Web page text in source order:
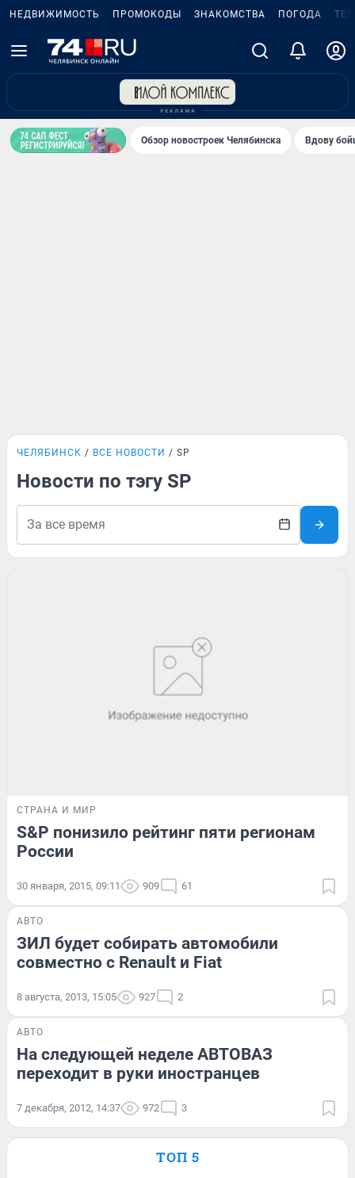
НЕДВИЖИМОСТЬ ПРОМОКОДЫ ЗНАКОМСТВА ПОГОДА
Обзор новостроек Челябинска Вдову
ЧЕЛЯБИНСК ВСЕ НОВОСТИ SP
Новости по тэгу SP
СТРАНА И МИР
S&P понизило рейтинг пяти регионам
России
30 января, 2015, 09:11 909 61
АВТО
ЗИЛ будет собирать автомобили
совместно с Renault и Fiat
8 августа, 2013, 15:05 927 2
АВТО
На следующей неделе АВТОВАЗ
переходит в руки иностранцев
7 декабря, 2012, 14:37 972 3
ТОП 5